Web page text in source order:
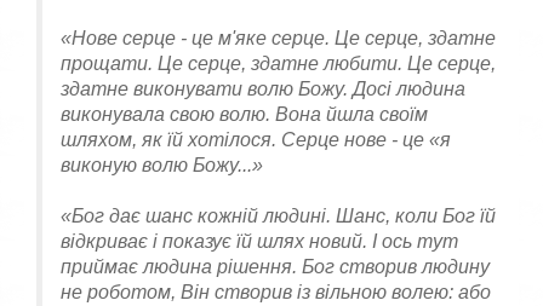
«Нове серце - це м'яке серце. Це серце, здатне
прощати. Це серце, здатне любити. Це серце,
здатне виконувати волю Божу. Досі людина
виконувала свою волю. Вона йшла своїм
шляхом, як їй хотілося. Серце нове - це «я
виконую волю Божу...»
«Бог дає шанс кожній людині. Шанс, коли Бог їй
відкриває і показує їй шлях новий. І ось тут
приймає людина рішення. Бог створив людину
не роботом, Він створив із вільною волею: або